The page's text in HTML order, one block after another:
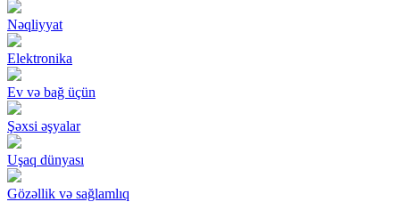
Nəqliyyat
Elektronika
Ev və bağ üçün
Şəxsi əşyalar
Uşaq dünyası
Gözəllik və sağlamlıq